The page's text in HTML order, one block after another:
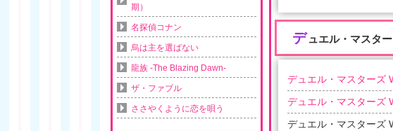
デ ュエル・マスタ
デュエル・マスターズ
デュエル・マスターズ
デュエル・マスターズ
期）
名探偵コナン
烏は主を選ばない
龍族 -The Blazing Dawn-
ザ・ファブル
ささやくように恋を唄う